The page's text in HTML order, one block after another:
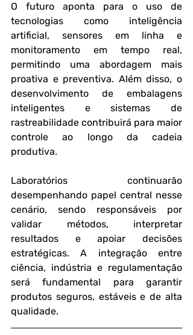
O futuro aponta para o uso de
tecnologias como inteligência
artificial, sensores em linha e
monitoramento em tempo real,
permitindo uma abordagem mais
proativa e preventiva. Além disso, o
desenvolvimento de embalagens
inteligentes e sistemas de
rastreabilidade contribuirá para maior
controle ao longo da cadeia
produtiva.
Laboratórios continuarão
desempenhando papel central nesse
cenário, sendo responsáveis por
validar métodos, interpretar
resultados e apoiar decisões
estratégicas. A integração entre
ciência, indústria e regulamentação
será fundamental para garantir
produtos seguros, estáveis e de alta
qualidade.